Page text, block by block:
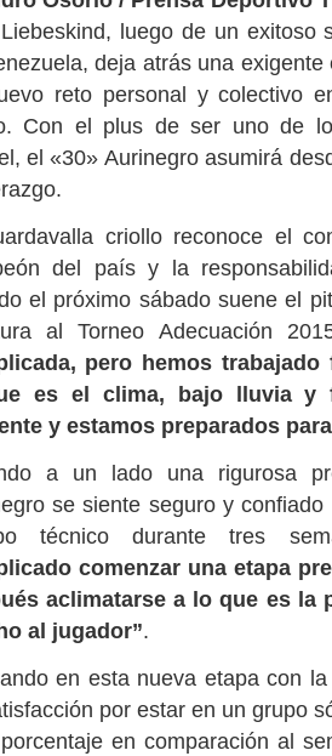
luego de un exitoso
deja atrás una
reto personal y colectivo
Con el plus de ser uno de
el «30» Aurinegro asumirá
criollo reconoce el
del país y la
el próximo sábado suene el
al Torneo Adecuación
pero hemos
es el clima, bajo lluvia y
y estamos preparados
a un lado una rigurosa
se siente seguro y
técnico durante tres
comenzar una etapa
aclimatarse a lo que es la
al jugador”.
en esta nueva etapa con
por estar en un grupo
en comparación al